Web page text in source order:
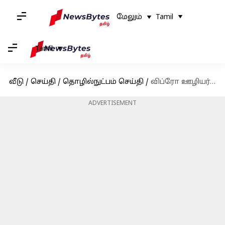
மேலும் Tamil
Tamil
வீடு / செய்தி / தொழில்நுட்பம் செய்தி / விப்ரோ ஊழியர்களுக்கு மகிழ்ச்சி செய்தி! 87சதவீதம் வேரியபிள் பே தொகை அறிவிப்பு!
ADVERTISEMENT